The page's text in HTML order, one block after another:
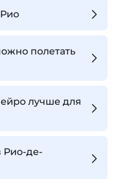
полетать
лучше для
Рио-де-